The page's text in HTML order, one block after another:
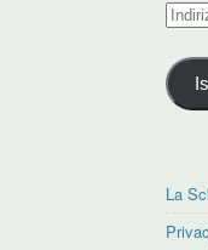
mail
La